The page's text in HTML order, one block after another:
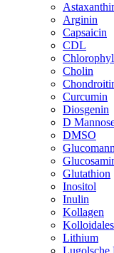
Arginin
Capsaicin
CDL
Cholin
Curcumin
Diosgenin
D
DMSO
Glutathion
Inositol
Inulin
Kollagen
Lithium
Lugolsche